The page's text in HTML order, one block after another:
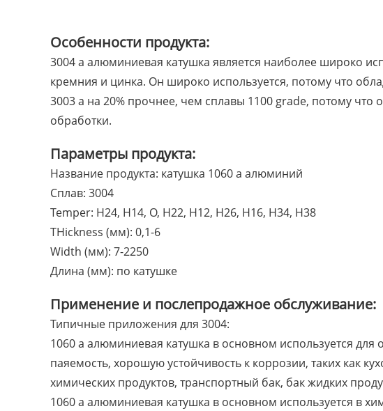
Особенности продукта:
3004 a алюминиевая катушка является наиболее широко
кремния и цинка. Он широко используется, потому что
3003 a на 20% прочнее, чем сплавы 1100 grade, потому
обработки.
Параметры продукта:
Название продукта: катушка 1060 a алюминий
Сплав: 3004
Temper: H24, H14, O, H22, H12, H26, H16, H34, H38
THickness (мм): 0,1-6
Width (мм): 7-2250
Длина (мм): по катушке
Применение и послепродажное обслуживание:
Типичные приложения для 3004:
1060 a алюминиевая катушка в основном используется
паяемость, хорошую устойчивость к коррозии, таких как
химических продуктов, транспортный бак, бак жидких
1060 a алюминиевая катушка в основном используется в